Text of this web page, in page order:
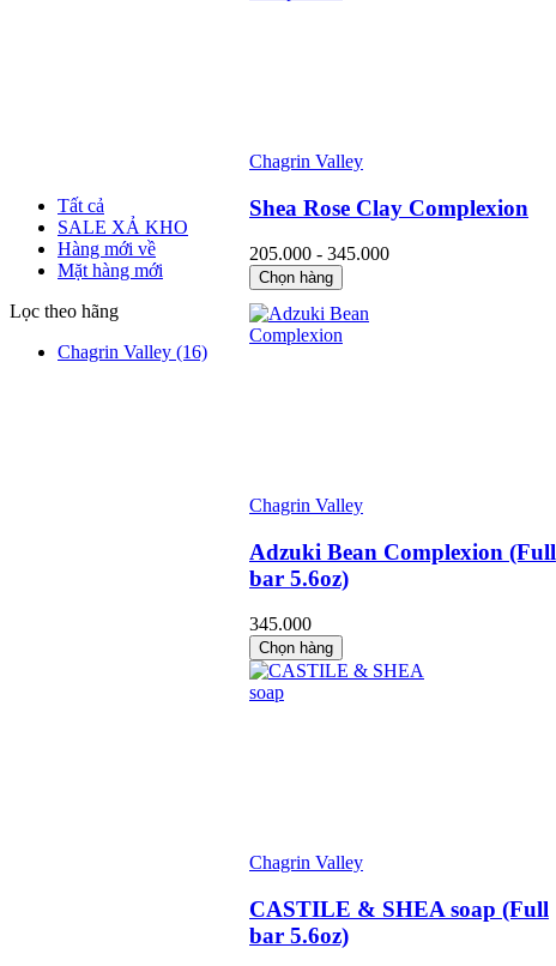
Tất cả
SALE XẢ KHO
Hàng mới về
Mặt hàng mới
Lọc theo hãng
Chagrin Valley (16)
Chagrin Valley
Shea Rose Clay Complexion
205.000 - 345.000
Chọn hàng
Chagrin Valley
Adzuki Bean Complexion (Full
bar 5.6oz)
345.000
Chọn hàng
Chagrin Valley
CASTILE & SHEA soap (Full
bar 5.6oz)